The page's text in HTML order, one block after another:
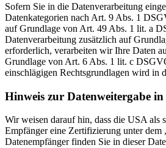
Sofern Sie in die Datenverarbeitung
Datenkategorien nach Art. 9 Abs. 1
auf Grundlage von Art. 49 Abs. 1 lit. a
Datenverarbeitung zusätzlich auf
erforderlich, verarbeiten wir Ihre Daten
Grundlage von Art. 6 Abs. 1 lit. c
einschlägigen Rechtsgrundlagen wird in
Hinweis zur Datenweitergabe
Wir weisen darauf hin, dass die USA als
Empfänger eine Zertifizierung unter
Datenempfänger finden Sie in dieser